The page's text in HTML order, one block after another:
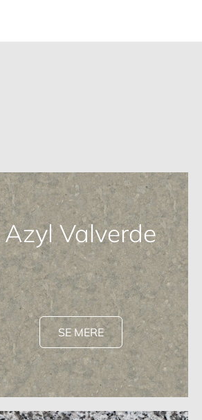
Azyl Valverde
SE MERE